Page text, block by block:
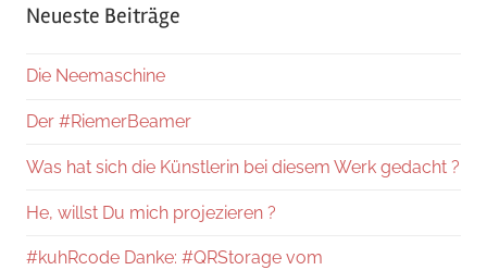
Neueste Beiträge
Die Neemaschine
Der #RiemerBeamer
Was hat sich die Künstlerin bei diesem Werk gedacht ?
He, willst Du mich projezieren ?
#kuhRcode Danke: #QRStorage vom